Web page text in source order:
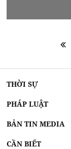
THỜI SỰ
PHÁP LUẬT
BẢN TIN MEDIA
CẦN BIẾT